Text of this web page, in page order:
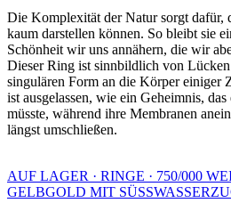
Die Komplexität der Natur sorgt dafür,
kaum darstellen können. So bleibt sie
Schönheit wir uns annähern, die wir
Dieser Ring ist sinnbildlich von
singulären Form an die Körper einiger
ist ausgelassen, wie ein Geheimnis,
müsste, während ihre Membranen
längst umschließen.
AUF LAGER · RINGE · 750/000
GELBGOLD MIT